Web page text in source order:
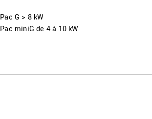
Pac G > 8 kW
Pac miniG de 4 à 10 kW